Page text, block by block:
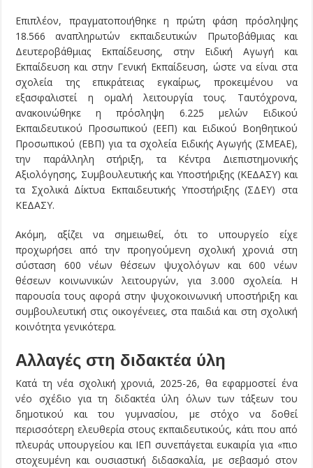
Επιπλέον, πραγματοποιήθηκε η πρώτη φάση πρόσληψης
18.566 αναπληρωτών εκπαιδευτικών Πρωτοβάθμιας και
Δευτεροβάθμιας Εκπαίδευσης, στην Ειδική Αγωγή και
Εκπαίδευση και στην Γενική Εκπαίδευση, ώστε να είναι στα
σχολεία της επικράτειας εγκαίρως, προκειμένου να
εξασφαλιστεί η ομαλή λειτουργία τους. Ταυτόχρονα,
ανακοινώθηκε η πρόσληψη 6.225 μελών Ειδικού
Εκπαιδευτικού Προσωπικού (ΕΕΠ) και Ειδικού Βοηθητικού
Προσωπικού (ΕΒΠ) για τα σχολεία Ειδικής Αγωγής (ΣΜΕΑΕ),
την παράλληλη στήριξη, τα Κέντρα Διεπιστημονικής
Αξιολόγησης, Συμβουλευτικής και Υποστήριξης (ΚΕΔΑΣΥ) και
τα Σχολικά Δίκτυα Εκπαιδευτικής Υποστήριξης (ΣΔΕΥ) στα
ΚΕΔΑΣΥ.
Ακόμη, αξίζει να σημειωθεί, ότι το υπουργείο είχε
προχωρήσει από την προηγούμενη σχολική χρονιά στη
σύσταση 600 νέων θέσεων ψυχολόγων και 600 νέων
θέσεων κοινωνικών λειτουργών, για 3.000 σχολεία. Η
παρουσία τους αφορά στην ψυχοκοινωνική υποστήριξη και
συμβουλευτική στις οικογένειες, στα παιδιά και στη σχολική
κοινότητα γενικότερα.
Αλλαγές στη διδακτέα ύλη
Κατά τη νέα σχολική χρονιά, 2025-26, θα εφαρμοστεί ένα
νέο σχέδιο για τη διδακτέα ύλη όλων των τάξεων του
δημοτικού και του γυμνασίου, με στόχο να δοθεί
περισσότερη ελευθερία στους εκπαιδευτικούς, κάτι που από
πλευράς υπουργείου και ΙΕΠ συνεπάγεται ευκαιρία για «πιο
στοχευμένη και ουσιαστική διδασκαλία, με σεβασμό στον